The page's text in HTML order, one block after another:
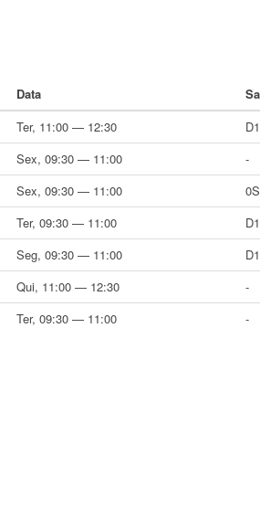
Data
Ter, 11:00 — 12:30
Sex, 09:30 — 11:00 -
Sex, 09:30 — 11:00
Ter, 09:30 — 11:00
Seg, 09:30 — 11:00
Qui, 11:00 — 12:30 -
Ter, 09:30 — 11:00 -